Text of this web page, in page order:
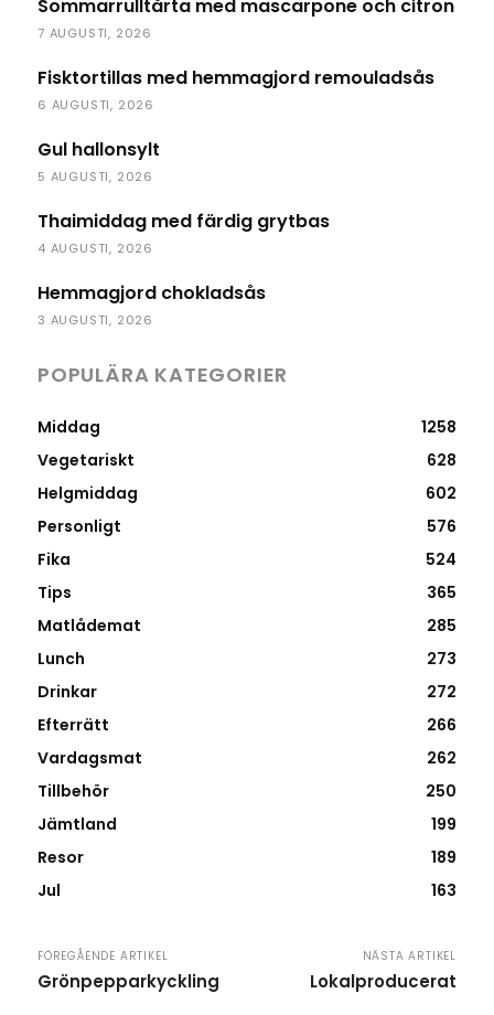
Sommarrulltårta med mascarpone och citron
7 AUGUSTI, 2026
Fisktortillas med hemmagjord remouladsås
6 AUGUSTI, 2026
Gul hallonsylt
5 AUGUSTI, 2026
Thaimiddag med färdig grytbas
4 AUGUSTI, 2026
Hemmagjord chokladsås
3 AUGUSTI, 2026
POPULÄRA KATEGORIER
Middag
1258
Vegetariskt
628
Helgmiddag
602
Personligt
576
Fika
524
Tips
365
Matlådemat
285
Lunch
273
Drinkar
272
Efterrätt
266
Vardagsmat
262
Tillbehör
250
Jämtland
199
Resor
189
Jul
163
FÖREGÅENDE ARTIKEL
Grönpepparkyckling
NÄSTA ARTIKEL
Lokalproducerat